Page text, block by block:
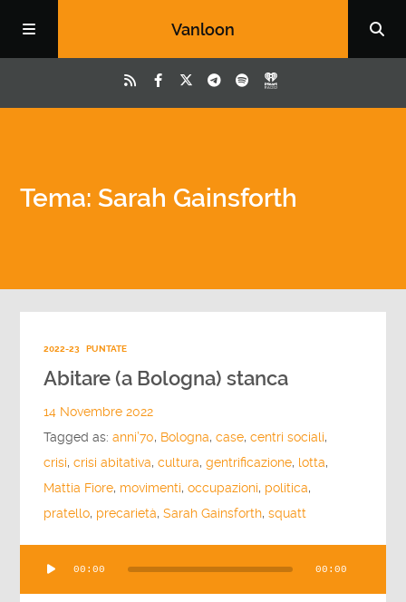
Vanloon
Tema: Sarah Gainsforth
2022-23 PUNTATE
Abitare (a Bologna) stanca
14 Novembre 2022
Tagged as:anni’70, Bologna,case,centri sociali,
crisi,crisi abitativa,cultura,gentrificazione, lotta,
Mattia Fiore, movimenti,occupazioni, politica,
pratello, precarietà,Sarah Gainsforth,squatt
Player
00:00 00:00